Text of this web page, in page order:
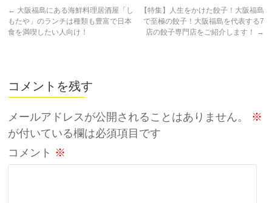
← 大阪福島にある海鮮料理居酒屋「し
もたや」のランチは種類も豊富で日本
食を満喫したい人向け！
【特集】人生をかけた餃子！大阪福島
で至極の餃子！大阪福島を代表する7
店の餃子専門店をご紹介します！
→
コメントを残す
メールアドレスが公開されることはありません。
※
が付いている欄は必須項目です
コメント ※